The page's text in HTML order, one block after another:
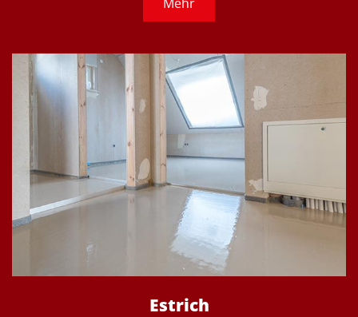
Estrich